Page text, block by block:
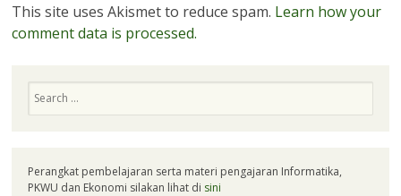
This site uses Akismet to reduce spam. Learn how your
comment data is processed.
Perangkat pembelajaran serta materi pengajaran Informatika,
PKWU dan Ekonomi silakan lihat di sini